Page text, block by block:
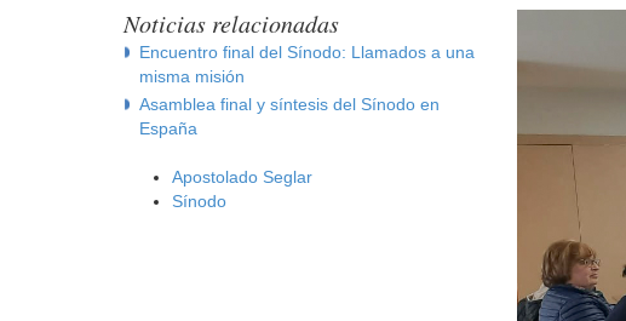
Noticias relacionadas
Encuentro final del Sínodo: Llamados a una
misma misión
Asamblea final y síntesis del Sínodo en
España
Apostolado Seglar
Sínodo